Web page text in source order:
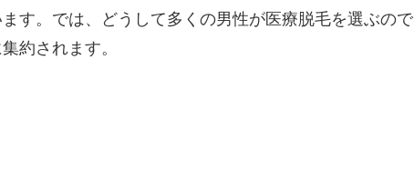
す。では、どうして多くの男性が医療脱毛を選ぶので
約されます。